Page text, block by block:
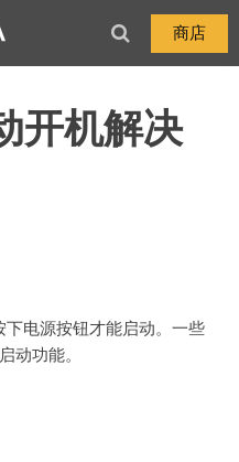
商店
开机解决
下电源按钮才能启动。一些
动功能。